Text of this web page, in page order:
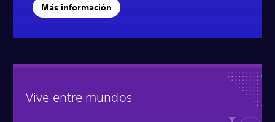
Más información
Vive entre mundos